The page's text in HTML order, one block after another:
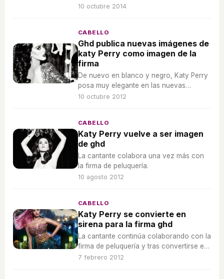
luz en unos días.
10 octubre 2014
CABELLO
Ghd publica nuevas imágenes de
katy Perry como imagen de la
firma
De nuevo en blanco y negro, Katy Perry
posa muy elegante en las nuevas
imágenes.
10 octubre 2012
CABELLO
Katy Perry vuelve a ser imagen
de ghd
La cantante colabora una vez más con
la firma de peluquería.
10 agosto 2012
CABELLO
Katy Perry se convierte en
sirena para la firma ghd
La cantante continúa colaborando con la
firma de peluquería y tras convertirse en
blancanieves y en la bruja malvada
7 febrero 2012